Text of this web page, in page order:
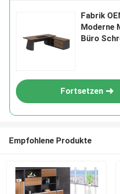
Fabrik
Moderne
Büro
Fortsetzen
Empfohlene Produkte